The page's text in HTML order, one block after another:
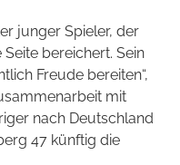
junger Spieler, der
bereichert. Sein
Freude bereiten“,
mit
nach Deutschland
47 künftig die